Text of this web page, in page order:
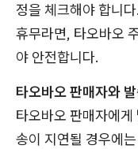
정을 체크해야 합니
휴무라면, 타오바오
야 안전합니다.
타오바오 판매자와
타오바오 판매자에
송이 지연될 경우에